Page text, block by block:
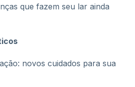
que fazem seu lar ainda
novos cuidados para sua